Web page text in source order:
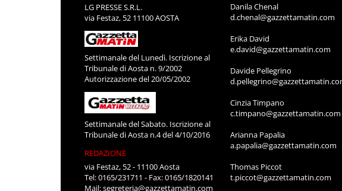
LG PRESSE S.R.L.
via Festaz, 52 11100 AOSTA
Settimanale del Lunedì. Iscrizione al
Tribunale di Aosta n. 9/2002
Autorizzazione del 20/05/2002
Settimanale del Sabato. Iscrizione al
Tribunale di Aosta n.4 del 4/10/2016
REDAZIONE
via Festaz, 52 - 11100 Aosta
Tel: 0165/231711 - Fax: 0165/1820141
Mail:segreteria@gazzettamatin.com
Danila Chenal
d.chenal@gazzettamatin.com
Erika David
e.david@gazzettamatin.com
Davide Pellegrino
Cinzia Timpano
c.timpano@gazzettamatin.com
Arianna Papalia
a.papalia@gazzettamatin.com
Thomas Piccot
t.piccot@gazzettamatin.com